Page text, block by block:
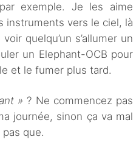
exemple. Je les aime
instruments vers le ciel, là
quelqu’un s’allumer un
un Elephant-OCB pour
et le fumer plus tard.
» ? Ne commencez pas
journée, sinon ça va mal
que.